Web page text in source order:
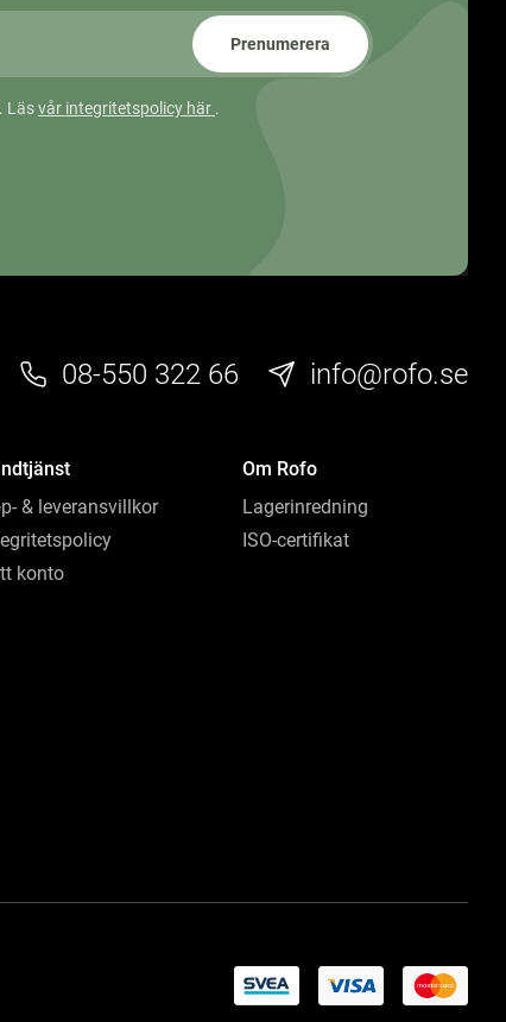
Prenumerera
Läsvår integritetspolicy här .
08-550 322 66 info@rofo.se
& leveransvillkor
konto
Om Rofo
Lagerinredning
ISO-certifikat